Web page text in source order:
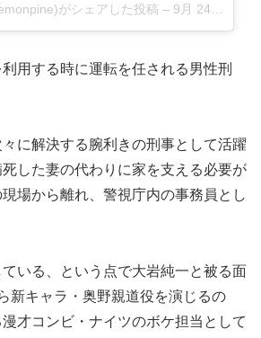
がシェアした投稿 – 9月 24, 2017 at 5:48午前 PDT
用する時に運転を任される男性刑
に解決する腕利きの刑事として活躍
した妻の代わりに家を支える必要が
場から離れ、警視庁内の事務員とし
いる、という点で大岩純一と被る面
新キャラ・奥野親道役を演じるの
才コンビ・ナイツのボケ担当として